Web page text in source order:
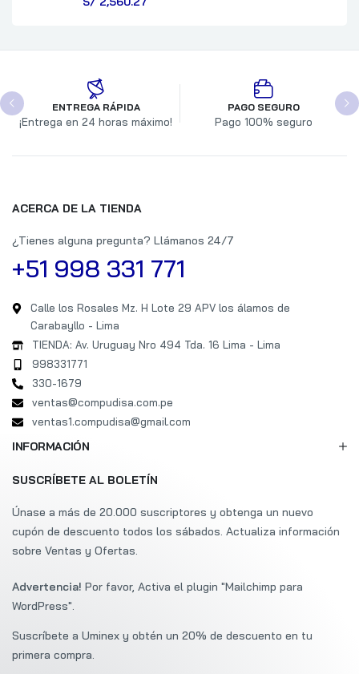
ENTREGA RÁPIDA
¡Entrega en 24 horas máximo!
PAGO SEGURO
Pago 100% seguro
ACERCA DE LA TIENDA
¿Tienes alguna pregunta? Llámanos 24/7
+51 998 331 771
Calle los Rosales Mz. H Lote 29 APV los álamos de
Carabayllo - Lima
TIENDA: Av. Uruguay Nro 494 Tda. 16 Lima - Lima
998331771
330-1679
ventas@compudisa.com.pe
ventas1.compudisa@gmail.com
INFORMACIÓN
SUSCRÍBETE AL BOLETÍN
Únase a más de 20.000 suscriptores y obtenga un nuevo
cupón de descuento todos los sábados. Actualiza información
sobre Ventas y Ofertas.
Advertencia! Por favor, Activa el plugin "Mailchimp para
WordPress".
Suscríbete a Uminex y obtén un 20% de descuento en tu
primera compra.
Asesor de ventas - Disponible